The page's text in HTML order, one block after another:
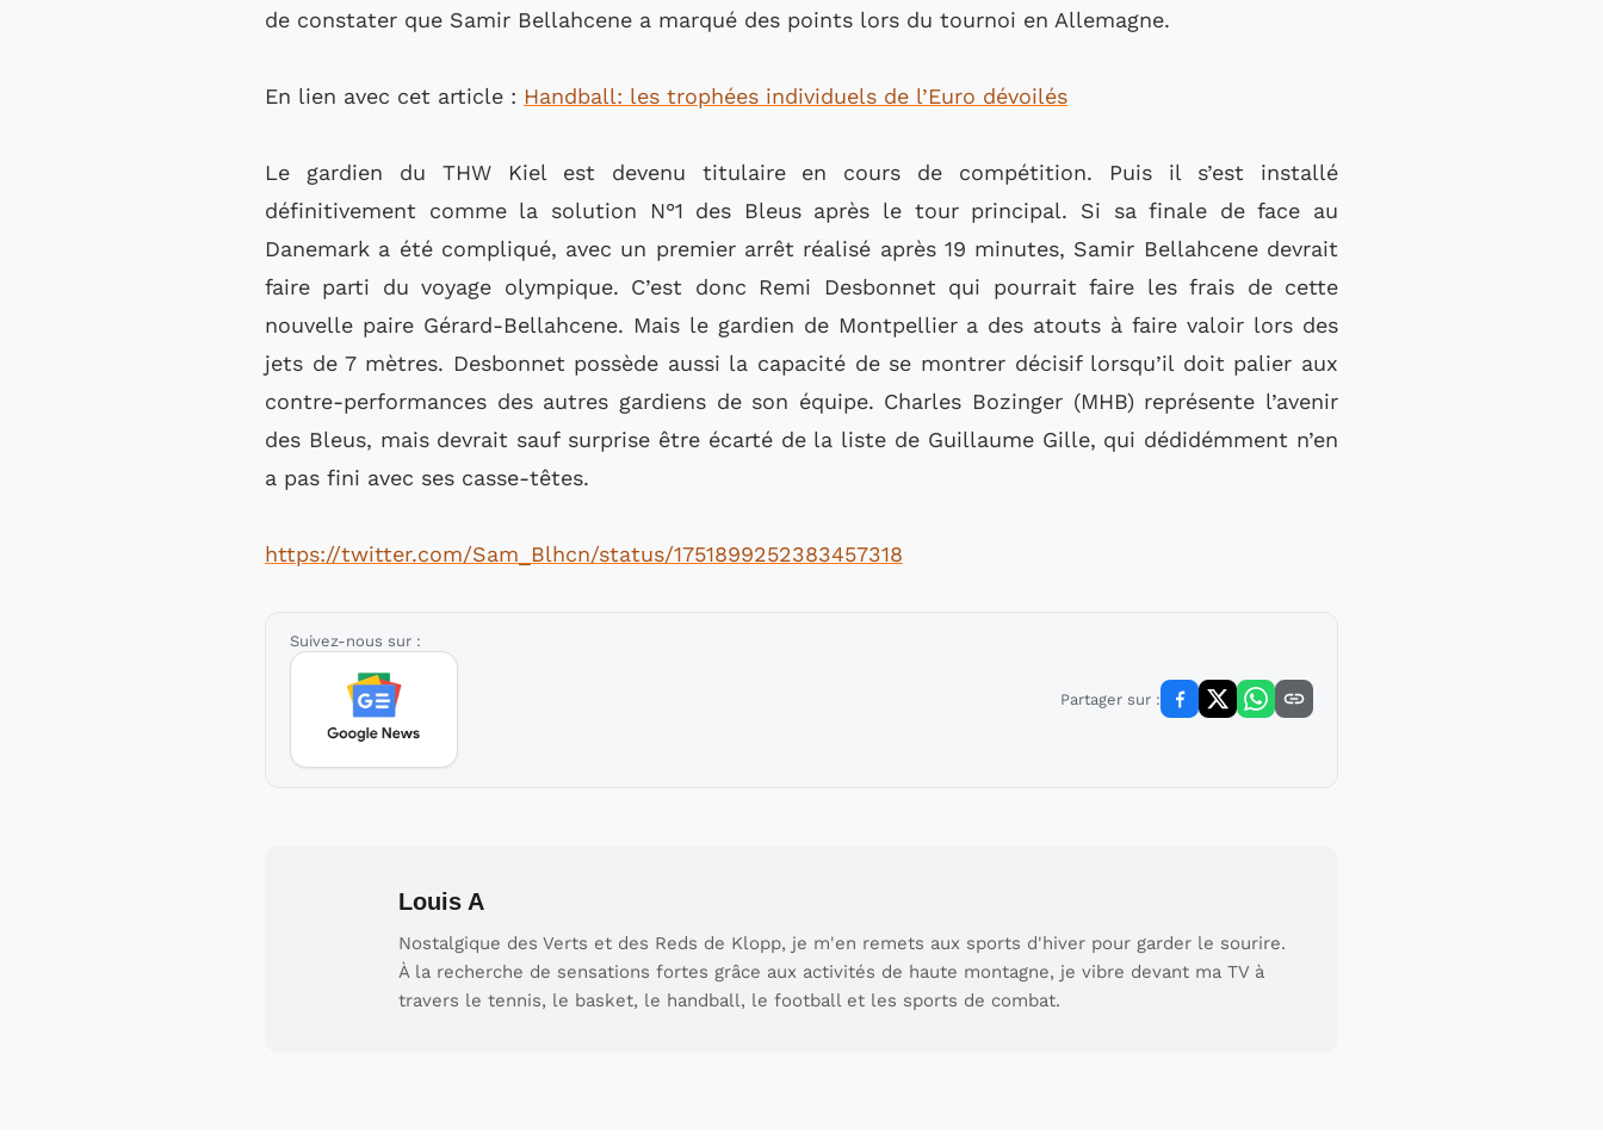
de constater que Samir Bellahcene a marqué des points lors du tournoi en Allemagne.
En lien avec cet article : Handball: les trophées individuels de l’Euro dévoilés
Le gardien du THW Kiel est devenu titulaire en cours de compétition. Puis il s’est installé
définitivement comme la solution N°1 des Bleus après le tour principal. Si sa finale de face au
Danemark a été compliqué, avec un premier arrêt réalisé après 19 minutes, Samir Bellahcene devrait
faire parti du voyage olympique. C’est donc Remi Desbonnet qui pourrait faire les frais de cette
nouvelle paire Gérard-Bellahcene. Mais le gardien de Montpellier a des atouts à faire valoir lors des
jets de 7 mètres. Desbonnet possède aussi la capacité de se montrer décisif lorsqu’il doit palier aux
contre-performances des autres gardiens de son équipe. Charles Bozinger (MHB) représente l’avenir
des Bleus, mais devrait sauf surprise être écarté de la liste de Guillaume Gille, qui dédidémment n’en
a pas fini avec ses casse-têtes.
https://twitter.com/Sam_Blhcn/status/1751899252383457318
Suivez-nous sur :
Partager sur :
Louis A
Nostalgique des Verts et des Reds de Klopp, je m'en remets aux sports d'hiver pour garder le sourire.
À la recherche de sensations fortes grâce aux activités de haute montagne, je vibre devant ma TV à
travers le tennis, le basket, le handball, le football et les sports de combat.